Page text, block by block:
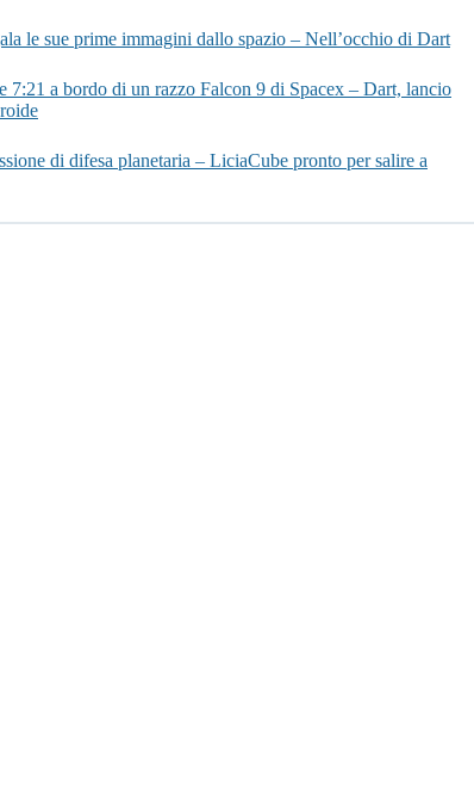
le sue prime immagini dallo spazio – Nell’occhio di Dart
7:21 a bordo di un razzo Falcon 9 di Spacex – Dart, lancio
di difesa planetaria – LiciaCube pronto per salire a